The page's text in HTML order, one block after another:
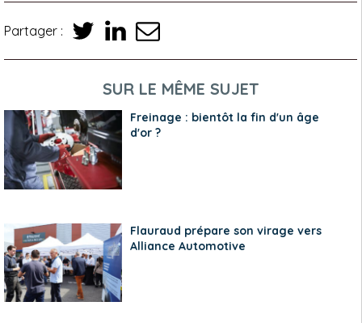
Partager :
SUR LE MÊME SUJET
Freinage : bientôt la fin d'un âge
d'or ?
Flauraud prépare son virage vers
Alliance Automotive